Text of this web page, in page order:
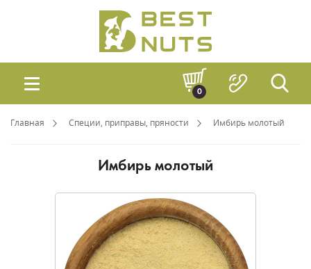
0
Главная Специи, приправы, пряности Имбирь молотый
Имбирь молотый